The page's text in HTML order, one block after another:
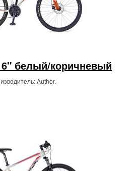
белый/коричневый
Author.